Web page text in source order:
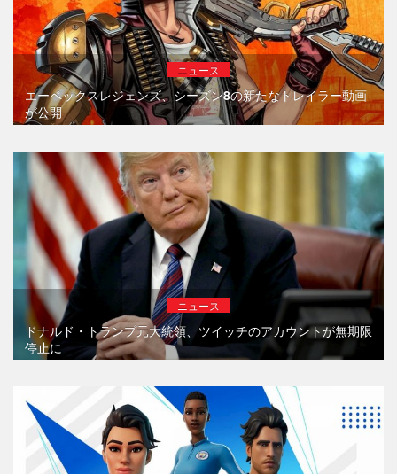
ニュース
エーペックスレジェンズ、シーズン8の新たなトレイラー動画
が公開
ニュース
ドナルド・トランプ元大統領、ツイッチのアカウントが無期限
停止に